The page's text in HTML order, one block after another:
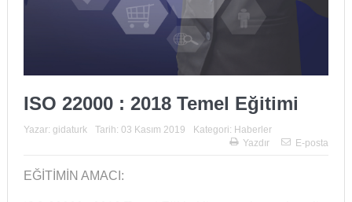
ISO 22000 : 2018 Temel Eğitimi
Yazar: gidaturk Tarih: 03 Kasım 2019 Kategori: Haberler
Yazdır
E-posta
EĞİTİMİN AMACI: